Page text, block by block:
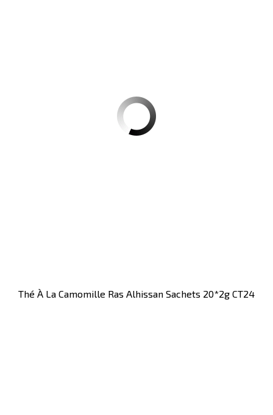
Thé À La Camomille Ras Alhissan Sachets 20*2g CT24